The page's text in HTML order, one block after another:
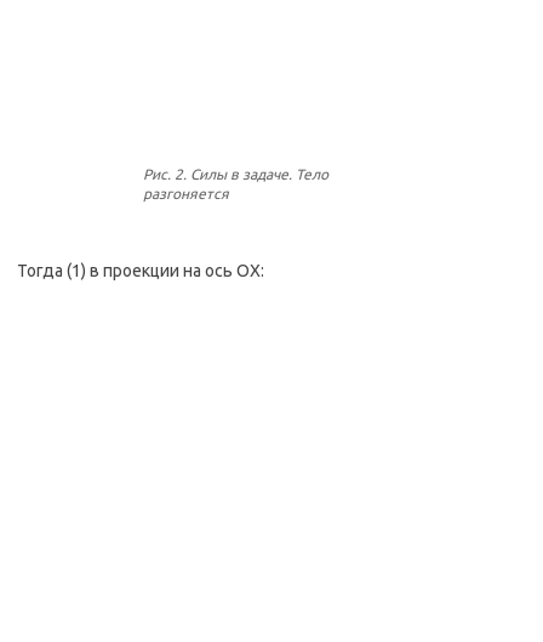
Рис. 2. Силы в задаче. Тело
разгоняется
Тогда (1) в проекции на ось OX: